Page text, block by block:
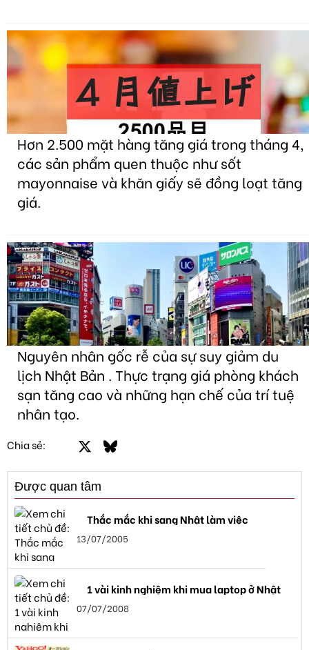
Hơn 2.500 mặt hàng tăng giá trong tháng 4,
các sản phẩm quen thuộc như sốt
mayonnaise và khăn giấy sẽ đồng loạt tăng
giá.
Nguyên nhân gốc rễ của sự suy giảm du
lịch Nhật Bản . Thực trạng giá phòng khách
sạn tăng cao và những hạn chế của trí tuệ
nhân tạo.
Chia sẻ: FacebookBluesky
Được quan tâm
Thắc mắc khi sang Nhật làm việc
13/07/2005
1 vài kinh nghiệm khi mua laptop ở Nhật
07/07/2008